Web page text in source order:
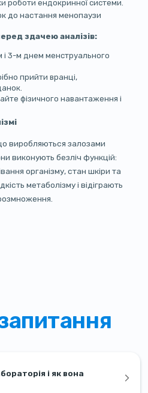
роботи ендокринної системи.
до настання менопаузи
здачею аналізів:
і 3-м днем менструального
прийти вранці,
фізичного навантаження і
виробляються залозами
виконують безліч функцій:
організму, стан шкіри та
метаболізму і відіграють
і як вона